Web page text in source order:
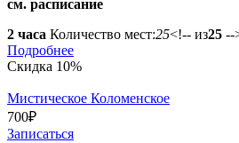
см. расписание
2 часа Количество мест:25<!-- из25 --
Подробнее
Скидка 10%
Мистическое Коломенское
700₽
Записаться